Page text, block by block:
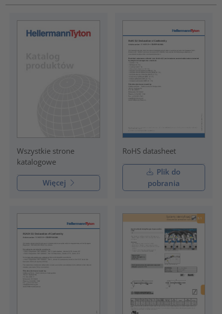
Wszystkie strone
katalogowe
Więcej
RoHS datasheet
Plik do
pobrania